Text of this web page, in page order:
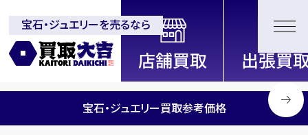
全国2000店舗以上展開中！信頼と実績の買取専門店「買取大
吉」
宝石・ジュエリーを売るなら
宝石・ジュエリー買取参考価格